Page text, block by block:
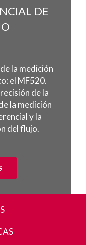
DE
la medición
el MF520.
de la
la medición
y la
del flujo.